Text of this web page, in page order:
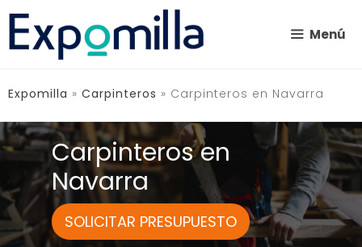
Saltar
contenido
Menú
Expomilla » Carpinteros » Carpinteros en Navarra
Carpinteros en
Navarra
SOLICITAR PRESUPUESTO